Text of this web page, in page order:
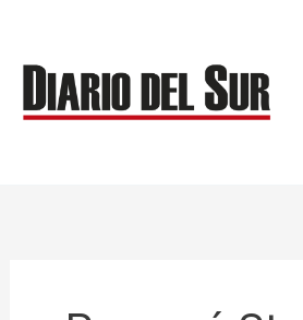
contenido